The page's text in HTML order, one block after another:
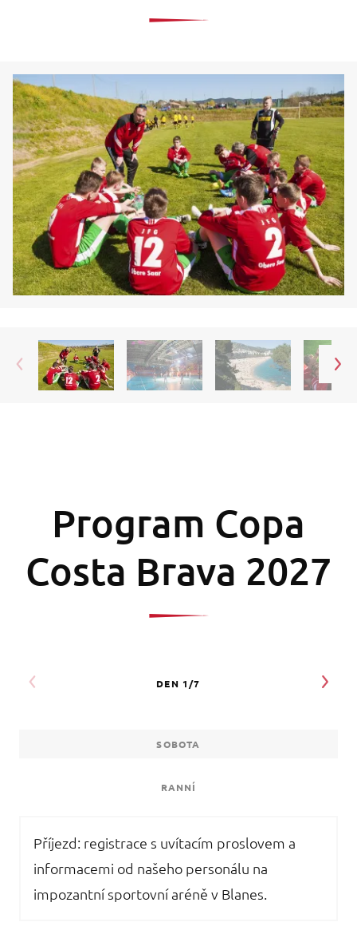
Program Copa
Costa Brava 2027
SOBOTA
RANNÍ
Příjezd: registrace s uvítacím proslovem a
informacemi od našeho personálu na
impozantní sportovní aréně v Blanes.